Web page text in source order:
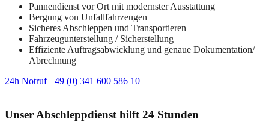
Pannendienst vor Ort mit modernster Ausstattung
Bergung von Unfallfahrzeugen
Sicheres Abschleppen und Transportieren
Fahrzeugunterstellung / Sicherstellung
Effiziente Auftragsabwicklung und genaue Dokumentation/
Abrechnung
24h Notruf +49 (0) 341 600 586 10
Unser Abschleppdienst hilft 24 Stunden